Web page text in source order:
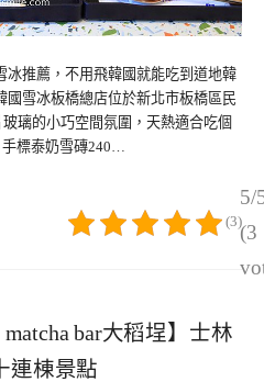
冰推薦，不用飛韓國就能吃到道地韓
雪冰板橋總店位於新北市板橋區民
璃的小巧空間氛圍，天熱適合吃個
手標泰奶雪磚240…
5/
(3
(3)
bar大稻埕】士林
連棟景點